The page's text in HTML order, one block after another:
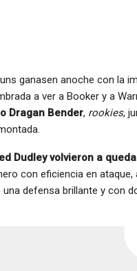
ganasen anoche con la
a ver a Booker y a
Dragan Bender, rookies,
Dudley volvieron a
con eficiencia en
una defensa brillante y con